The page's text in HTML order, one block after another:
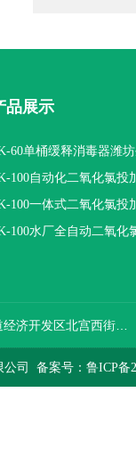
品展示
60单桶缓释消毒器潍
100自动化二氧化氯投
置100一体式二氧化氯投
价100水厂全自动二氧化
公司 备案号：鲁ICP备